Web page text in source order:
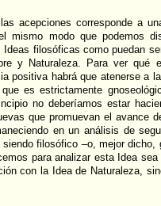
las acepciones corresponde a
mismo modo que podemos
Ideas filosóficas como puedan
y Naturaleza. Para ver qué
positiva habrá que atenerse a
es estrictamente
no deberíamos estar
que promuevan el avance
en un análisis de
siendo filosófico –o, mejor dicho,
para analizar esta Idea
con la Idea de Naturaleza,